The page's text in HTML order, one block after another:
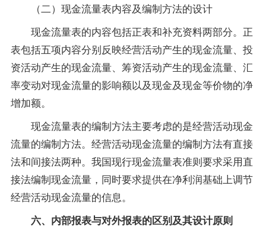
（二）现金流量表内容及编制方法的设计
现金流量表的内容包括正表和补充资料两部分。正
表包括五项内容分别反映经营活动产生的现金流量、投
资活动产生的现金流量、筹资活动产生的现金流量、汇
率变动对现金流量的影响额以及现金及现金等价物的净
增加额。
现金流量表的编制方法主要考虑的是经营活动现金
流量的编制方法。经营活动现金流量的编制方法有直接
法和间接法两种。我国现行现金流量表准则要求采用直
接法编制现金流量，同时要求提供在净利润基础上调节
经营活动现金流量的信息。
六、内部报表与对外报表的区别及其设计原则